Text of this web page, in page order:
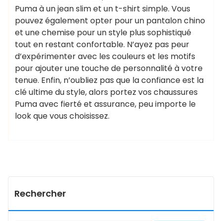
Puma à un jean slim et un t-shirt simple. Vous
pouvez également opter pour un pantalon chino
et une chemise pour un style plus sophistiqué
tout en restant confortable. N’ayez pas peur
d’expérimenter avec les couleurs et les motifs
pour ajouter une touche de personnalité à votre
tenue. Enfin, n’oubliez pas que la confiance est la
clé ultime du style, alors portez vos chaussures
Puma avec fierté et assurance, peu importe le
look que vous choisissez.
Rechercher